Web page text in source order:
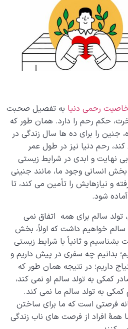
آ ن ها با رشد و تکامل انسان
هر فرد متفاوت است؛ چه چیزی
چرا بلاها را ظلم نمی دانیم؟
وجود دارد یا قانون تبدیل
انسان عاقل از کجا سرچشمه می
آیا زمان حقیقتی مطلق است یا
ناب زندگی را دریاب!
آیا رحم زمانی دارای فرمول و
پیامدها و راه های
تواند در جبران گذشته و
کند؟
رحمی دنیا به تفصیل صحبت
حکم رحم را دارد. همان طور که
تنها در مدت 9 ماه، جنین را برای ده ها سال زندگی در
رحم دنیا نیز در طول عمر
بی نهایت و ابدی در شرایط زیستی
انسانی وجود ما، مانند جنینی
و نیازهایش را تاًمین می کند، تا
شود.
تولد سالم برای همه اتفاق نمی
سالم خواهیم داشت که اولاً، بخش
بشناسیم و ثانیاً با شرایط زیستی
بدانیم چه سفری در پیش داریم و
داریم؛ در نتیجه همان طور که
کمکی به تولد سالم او نمی کند،
به تولد سالم ما نمی کند.
فرصتی است که ما برای ساختن
همۀ افراد از فرصت های ناب زندگی